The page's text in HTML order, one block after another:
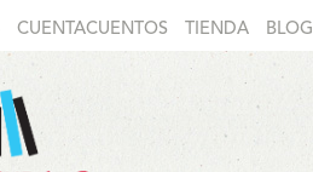
CUENTACUENTOS TIENDA BLOG